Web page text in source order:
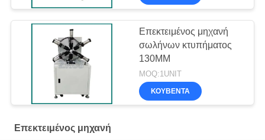
Επεκτειμένος μηχανή
σωλήνων κτυπήματος
130MM
MOQ:1UNIT
ΚΟΥΒΈΝΤΑ
Επεκτειμένος μηχανή